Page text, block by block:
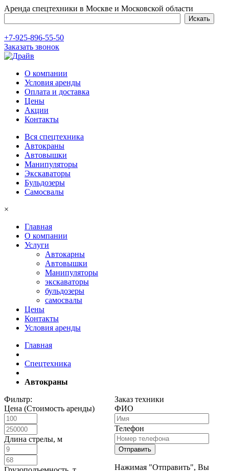
Аренда спецтехники в Москве и Московской области
+7-925-896-55-50
Заказать звонок
О компании
Условия аренды
Оплата и доставка
Цены
Акции
Контакты
Вся спецтехника
Автокраны
Автовышки
Манипуляторы
Экскаваторы
Бульдозеры
Самосвалы
×
Главная
О компании
Услуги
Автокарны
Автовышки
Манипуляторы
экскаваторы
бульдозеры
самосвалы
Цены
Контакты
Условия аренды
Главная
Спецтехника
Автокраны
Фильтр:
Цена (Стоимость аренды)
Длина стрелы, м
Заказ техники
ФИО
Телефон
Нажимая "Отправить", Вы